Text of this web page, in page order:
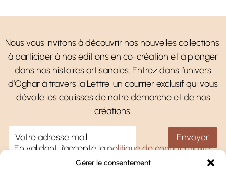
Gérer le consentement
Nous vous invitons à découvrir nos nouvelles collections,
à participer à nos éditions en co-création et à plonger
dans nos histoires artisanales. Entrez dans l’univers
d’Oghar à travers la Lettre, un courrier exclusif qui vous
dévoile les coulisses de notre démarche et de nos
créations.
En validant, j’accepte la politique de confidentialité.